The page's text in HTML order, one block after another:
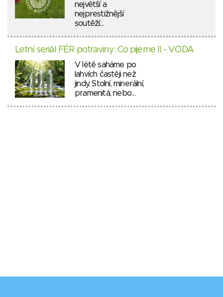
největší a
nejprestižnější
soutěží…
Letní seriál FÉR potraviny: Co pijeme II - VODA
V létě saháme po
lahvích častěji než
jindy. Stolní, minerální,
pramenitá, nebo…